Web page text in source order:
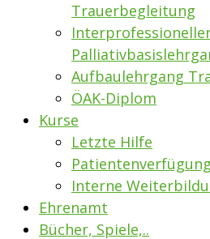
Trauerbegleitung
Aufbaulehrgang
ÖAK-Diplom
Kurse
Letzte Hilfe
Interne
Ehrenamt
Bücher, Spiele,..